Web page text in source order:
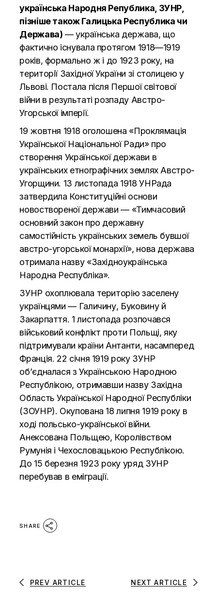
українська Народня Република, ЗУНР,
пізніше також Галицька Республика чи
Держава) — українська держава, що
фактично існувала протягом 1918—1919
років, формально ж і до 1923 року, на
території Західної України зі столицею у
Львові. Постала після Першої світової
війни в результаті розпаду Австро-
Угорської імперії.
19 жовтня 1918 оголошена «Проклямація
Української Національної Ради» про
створення Української держави в
українських етнографічних землях Австро-
Угорщини. 13 листопада 1918 УНРада
затвердила Конституційні основи
новоствореної держави — «Тимчасовий
основний закон про державну
самостійність українських земель бувшої
австро-угорської монархії», нова держава
отримала назву «Західноукраїнська
Народна Республіка».
ЗУНР охоплювала територію заселену
українцями — Галичину, Буковину й
Закарпаття. 1 листопада розпочався
військовий конфлікт проти Польщі, яку
підтримували країни Антанти, насамперед
Франція. 22 січня 1919 року ЗУНР
об’єдналася з Українською Народною
Республікою, отримавши назву Західна
Область Української Народної Республіки
(ЗОУНР). Окупована 18 липня 1919 року в
ході польсько-української війни.
Анексована Польщею, Королівством
Румунія і Чехословацькою Республікою.
До 15 березня 1923 року уряд ЗУНР
перебував в еміграції.
SHARE
PREV ARTICLE NEXT ARTICLE